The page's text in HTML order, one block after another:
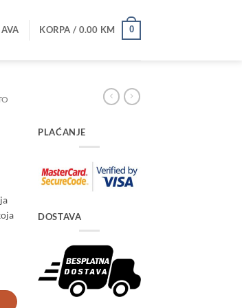
KORPA / 0.00 KM 0
PLAĆANJE
DOSTAVA